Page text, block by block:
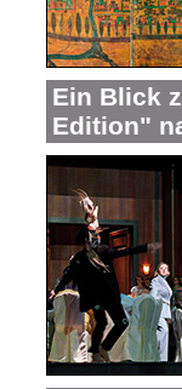
Ein Blick
Edition"